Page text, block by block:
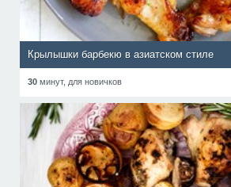
Крылышки барбекю в азиатском стиле
30 минут, для новичков